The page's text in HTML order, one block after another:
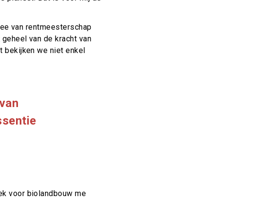
van rentmeesterschap
van de kracht van
bekijken we niet enkel
voor biolandbouw me